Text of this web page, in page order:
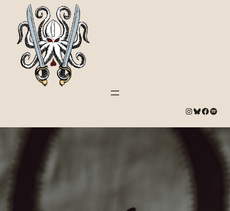
# Bluesky # Spotify